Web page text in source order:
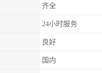
齐全
24小时服务
良好
国内